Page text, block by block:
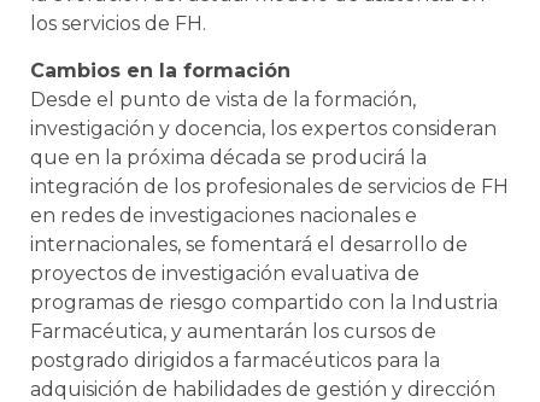
los servicios de FH.
Cambios en la formación
Desde el punto de vista de la formación,
investigación y docencia, los expertos consideran
que en la próxima década se producirá la
integración de los profesionales de servicios de FH
en redes de investigaciones nacionales e
internacionales, se fomentará el desarrollo de
proyectos de investigación evaluativa de
programas de riesgo compartido con la Industria
Farmacéutica, y aumentarán los cursos de
postgrado dirigidos a farmacéuticos para la
adquisición de habilidades de gestión y dirección